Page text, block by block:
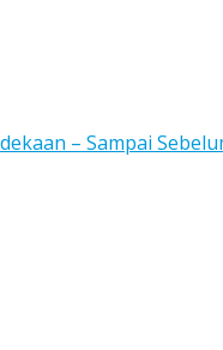
– Sampai